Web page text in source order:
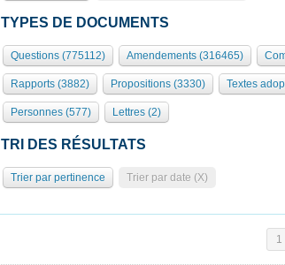
TYPES DE DOCUMENTS
Questions (775112) Amendements (316465)
Rapports (3882) Propositions (3330) Textes
Personnes (577) Lettres (2)
TRI DES RÉSULTATS
Trier par pertinence Trier par date (X)
1